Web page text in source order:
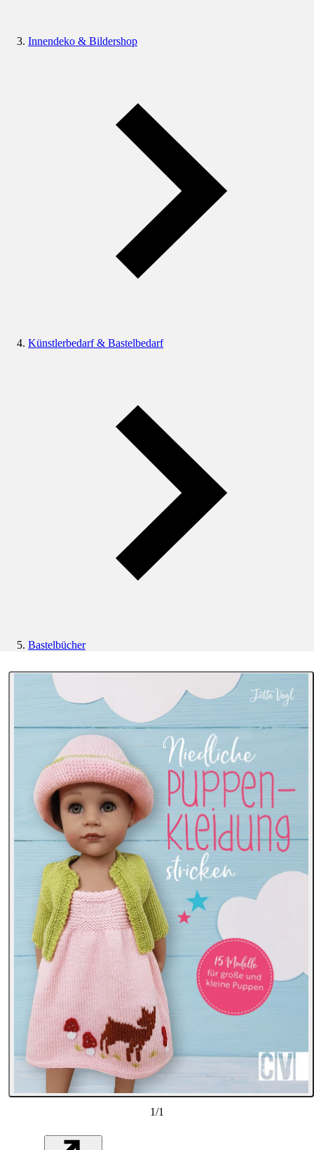
Innendeko & Bildershop
Künstlerbedarf & Bastelbedarf
Bastelbücher
1/1